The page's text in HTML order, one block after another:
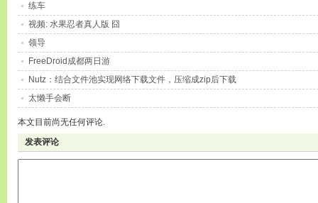
练车
视频: 水果忍者真人版 囧
领导
FreeDroid成都两日游
Nutz：结合文件池实现网络下载文件，压缩成zip后下载
太懒手会断
本文目前尚无任何评论.
发表评论